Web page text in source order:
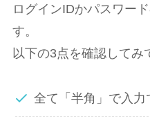
ログインIDかパスワー
す。
以下の3点を確認してみ
全て「半⾓」で⼊⼒